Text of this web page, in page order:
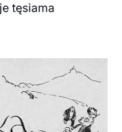
tęsiama